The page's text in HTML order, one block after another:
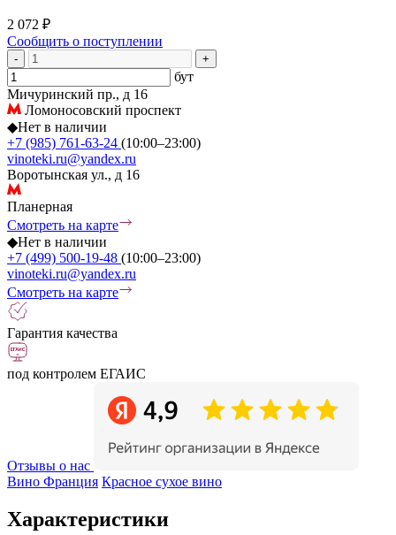
2 072 ₽
Сообщить о поступлении
- +
бут
Мичуринский пр., д 16
Ломоносовский проспект
◆Нет в наличии
+7 (985) 761-63-24 (10:00–23:00)
vinoteki.ru@yandex.ru
Воротынская ул., д 16
Планерная
Смотреть на карте
◆Нет в наличии
+7 (499) 500-19-48 (10:00–23:00)
vinoteki.ru@yandex.ru
Смотреть на карте
Гарантия качества
под контролем ЕГАИС
Отзывы о нас
Вино Франция Красное сухое вино
Характеристики